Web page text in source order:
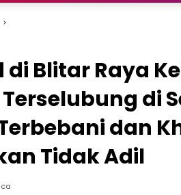
di Blitar Raya
di
dan
Tidak Adil